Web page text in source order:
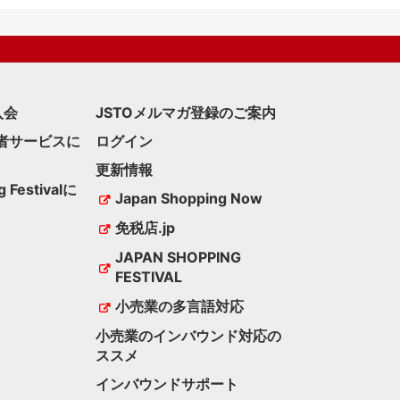
会
サービスに
Festivalに
JSTOメルマガ登録のご案内
ログイン
更新情報
Japan Shopping Now
免税店.jp
JAPAN SHOPPING
FESTIVAL
小売業の多言語対応
小売業のインバウンド対応の
ススメ
インバウンドサポート